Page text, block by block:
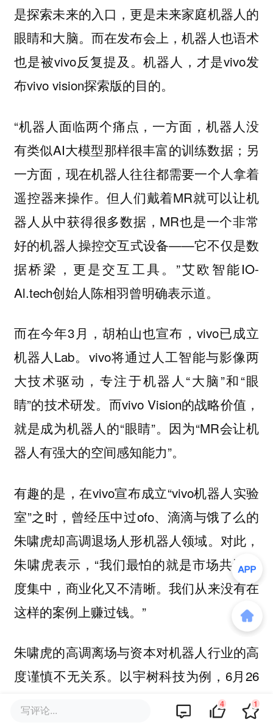
是探索未来的入口，更是未来家庭机器人的
眼睛和大脑。而在发布会上，机器人也语术
也是被vivo反复提及。机器人，才是vivo发
布vivo vision探索版的目的。
“机器人面临两个痛点，一方面，机器人没
有类似AI大模型那样很丰富的训练数据；另
一方面，现在机器人往往都需要一个人拿着
遥控器来操作。但人们戴着MR就可以让机
器人从中获得很多数据，MR也是一个非常
好的机器人操控交互式设备——它不仅是数
据桥梁，更是交互工具。”艾欧智能IO-
Al.tech创始人陈相羽曾明确表示道。
而在今年3月，胡柏山也宣布，vivo已成立
机器人Lab。vivo将通过人工智能与影像两
大技术驱动，专注于机器人“大脑”和“眼
睛”的技术研发。而vivo Vision的战略价值，
就是成为机器人的“眼睛”。因为“MR会让机
器人有强大的空间感知能力”。
有趣的是，在vivo宣布成立“vivo机器人实验
室”之时，曾经压中过ofo、滴滴与饿了么的
朱啸虎却高调退场人形机器人领域。对此，
朱啸虎表示，“我们最怕的就是市场共识高
度集中，商业化又不清晰。我们从来没有在
这样的案例上赚过钱。”
朱啸虎的高调离场与资本对机器人行业的高
度谨慎不无关系。以宇树科技为例，6月26
日，宇树科技创始人兼CEO王兴兴宣布宇树
科技年度营收已超10亿元人民币。但相较于
写评论... 4 1